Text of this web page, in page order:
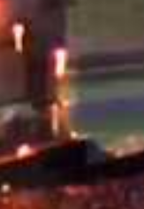
Перед публикацией